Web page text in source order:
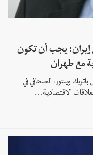
إيران: يجب أن تكون
مع طهران
باتریك وینتور، الصحافي في
الاقتصادية...